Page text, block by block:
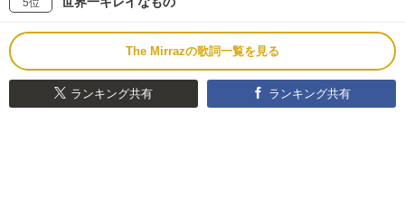
5位
The Mirrazの歌詞一覧を見る
ランキング共有 ランキング共有